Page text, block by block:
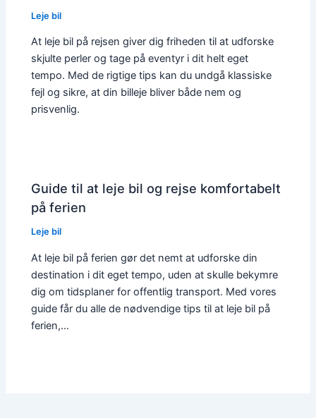
Leje bil
At leje bil på rejsen giver dig friheden til at udforske
skjulte perler og tage på eventyr i dit helt eget
tempo. Med de rigtige tips kan du undgå klassiske
fejl og sikre, at din billeje bliver både nem og
prisvenlig.
Guide til at leje bil og rejse komfortabelt
på ferien
Leje bil
At leje bil på ferien gør det nemt at udforske din
destination i dit eget tempo, uden at skulle bekymre
dig om tidsplaner for offentlig transport. Med vores
guide får du alle de nødvendige tips til at leje bil på
ferien,…